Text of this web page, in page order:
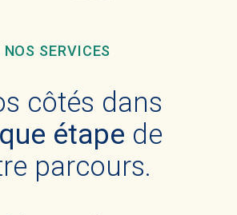
NOS SERVICES
côtés dans
étape de
parcours.